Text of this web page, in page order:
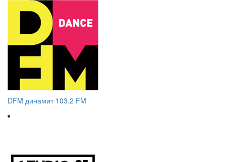
DFM динамит 103.2 FM